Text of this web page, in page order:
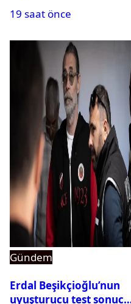
19 saat önce
Gündem
Erdal Beşikçioğlu’nun
uyuşturucu test sonucu